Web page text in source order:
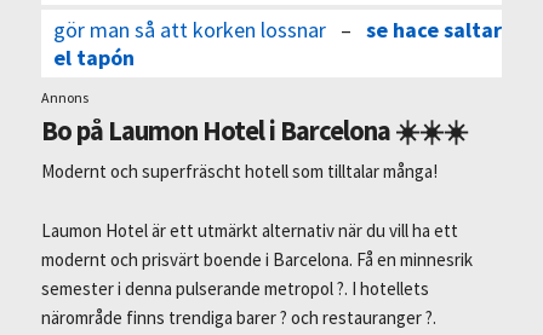
gör man så att korken lossnar– se hace saltar
el tapón
Annons
Bo på Laumon Hotel i Barcelona ☀️☀️☀️
Modernt och superfräscht hotell som tilltalar många!
Laumon Hotel är ett utmärkt alternativ när du vill ha ett
modernt och prisvärt boende i Barcelona. Få en minnesrik
semester i denna pulserande metropol ?. I hotellets
närområde finns trendiga barer ? och restauranger ?.